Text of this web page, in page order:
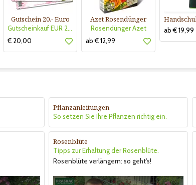
Gutschein 20.- Euro
Gutscheinkauf EUR 20.-
€ 20,00
Azet Rosendünger
Rosendünger Azet
ab € 12,99
ab € 19,99
Pflanzanleitungen
So setzen Sie Ihre Pflanzen richtig ein.
Rosenblüte
Tipps zur Erhaltung der Rosenblüte.
Rosenblüte verlängern: so geht's!